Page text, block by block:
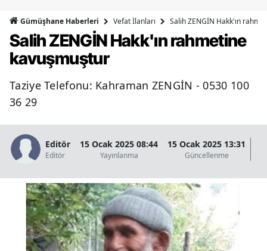
Bingöl
Bolu
Çanakkale
Çankırı
Çorum
Denizli
Gümüşhane Haberleri Vefat İlanları Salih ZENGİN Hakk'ın
Salih ZENGİN Hakk'ın rahmetine
kavuşmuştur
Taziye Telefonu: Kahraman ZENGİN - 0530 100
36 29
Editör
Editör
15 Ocak 2025 08:44
Yayınlanma
15 Ocak 2025 13:31
Güncellenme